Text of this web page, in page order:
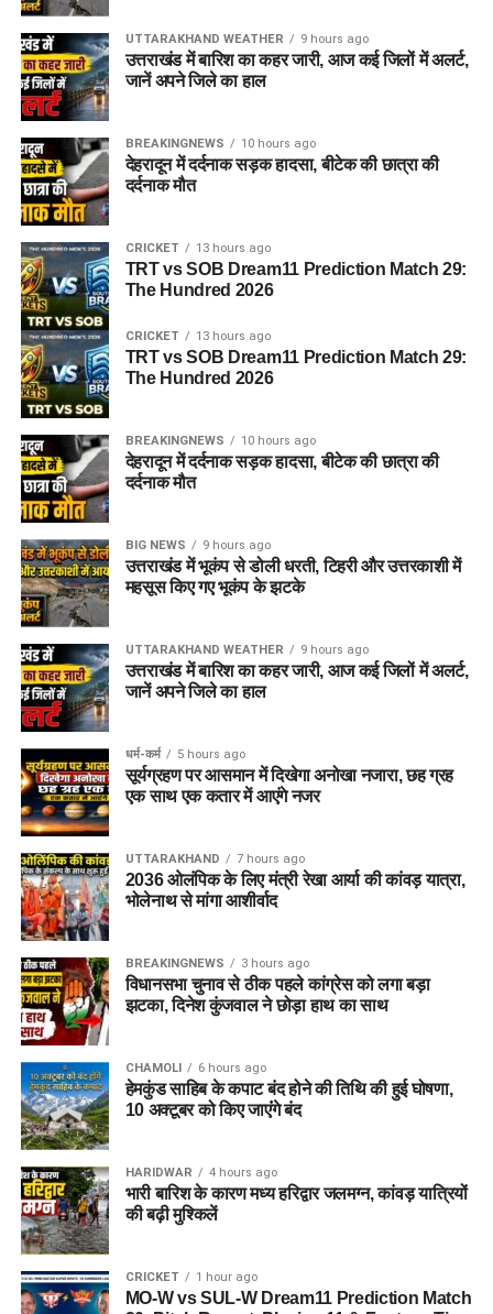
UTTARAKHAND WEATHER 9 hours ago
उत्तराखंड में बारिश का कहर जारी, आज कई जिलों में अलर्ट,
जानें अपने जिले का हाल
BREAKINGNEWS 10 hours ago
देहरादून में दर्दनाक सड़क हादसा, बीटेक की छात्रा की
दर्दनाक मौत
CRICKET 13 hours ago
TRT vs SOB Dream11 Prediction Match 29:
The Hundred 2026
CRICKET 13 hours ago
TRT vs SOB Dream11 Prediction Match 29:
The Hundred 2026
BREAKINGNEWS 10 hours ago
देहरादून में दर्दनाक सड़क हादसा, बीटेक की छात्रा की
दर्दनाक मौत
BIG NEWS 9 hours ago
उत्तराखंड में भूकंप से डोली धरती, टिहरी और उत्तरकाशी में
महसूस किए गए भूकंप के झटके
UTTARAKHAND WEATHER 9 hours ago
उत्तराखंड में बारिश का कहर जारी, आज कई जिलों में अलर्ट,
जानें अपने जिले का हाल
धर्म-कर्म 5 hours ago
सूर्यग्रहण पर आसमान में दिखेगा अनोखा नजारा, छह ग्रह
एक साथ एक कतार में आएंगे नजर
UTTARAKHAND 7 hours ago
2036 ओलंपिक के लिए मंत्री रेखा आर्या की कांवड़ यात्रा,
भोलेनाथ से मांगा आशीर्वाद
BREAKINGNEWS 3 hours ago
विधानसभा चुनाव से ठीक पहले कांग्रेस को लगा बड़ा
झटका, दिनेश कुंजवाल ने छोड़ा हाथ का साथ
CHAMOLI 6 hours ago
हेमकुंड साहिब के कपाट बंद होने की तिथि की हुई घोषणा,
10 अक्टूबर को किए जाएंंगे बंद
HARIDWAR 4 hours ago
भारी बारिश के कारण मध्य हरिद्वार जलमग्न, कांवड़ यात्रियों
की बढ़ी मुश्किलें
CRICKET 1 hour ago
MO-W vs SUL-W Dream11 Prediction Match